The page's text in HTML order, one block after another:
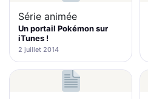
Série animée
Un portail Pokémon sur
iTunes !
2 juillet 2014